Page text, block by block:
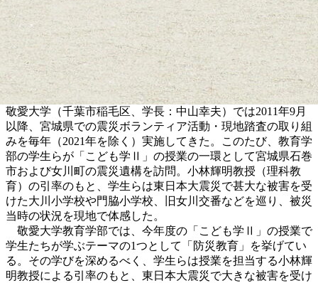
敬愛大学（千葉市稲毛区、学長：中山幸夫）では2011年9月
以降、宮城県での震災ボランティア活動・現地踏査の取り組
みを毎年（2021年を除く）実施してきた。このたび、教育学
部の学生らが「こども学Ⅱ」の授業の一環として宮城県石巻
市および女川町の震災遺構を訪問。小林輝明教授（理科教
育）の引率のもと、学生らは東日本大震災で甚大な被害を受
けた大川小学校や門脇小学校、旧女川交番などを巡り、被災
当時の状況を現地で体感した。
敬愛大学教育学部では、今年度の「こども学Ⅱ」の授業で
学生たちが学ぶテーマの1つとして「防災教育」を挙げてい
る。その学びを深めるべく、学生らは授業を担当する小林輝
明教授による引率のもと、東日本大震災で大きな被害を受け